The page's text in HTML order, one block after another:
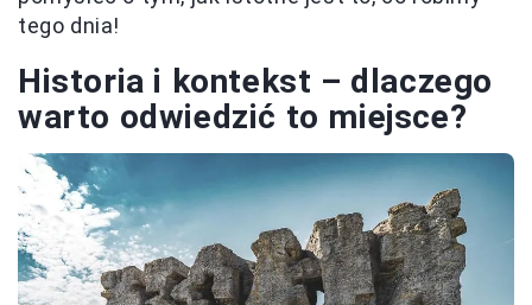
tego dnia!
Historia i kontekst – dlaczego
warto odwiedzić to miejsce?